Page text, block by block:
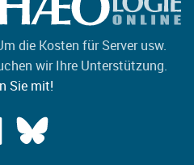
die Kosten für Server usw.
wir Ihre Unterstützung.
Sie mit!